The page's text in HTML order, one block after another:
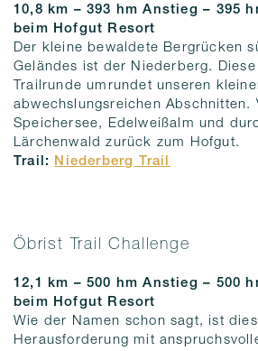
10,8 km – 393 hm Anstieg – 395
beim Hofgut Resort
Der kleine bewaldete Bergrücken
Geländes ist der Niederberg.
Trailrunde umrundet unseren
abwechslungsreichen Abschnitten.
Speichersee, Edelweißalm und
Lärchenwald zurück zum Hofgut.
Trail: Niederberg Trail
Öbrist Trail Challenge
12,1 km – 500 hm Anstieg – 500
beim Hofgut Resort
Wie der Namen schon sagt, ist
Herausforderung mit